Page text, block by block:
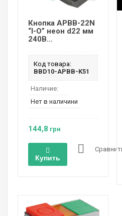
Кнопка APBB-22N
“I-O” неон d22 мм
240В...
Код товара:
BBD10-APBB-K51
Наличие:
Нет в наличини
144,8 грн
Купить